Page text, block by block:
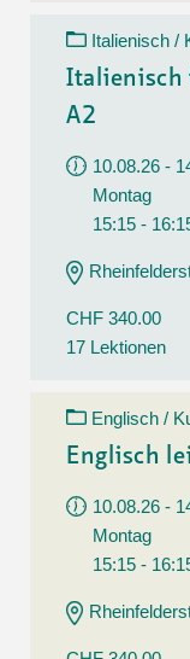
Italienisch /
Italienisch
A2
10.08.26 -
Montag
15:15 -
CHF 340.00
17 Lektionen
Englisch /
Englisch
10.08.26 -
Montag
15:15 -